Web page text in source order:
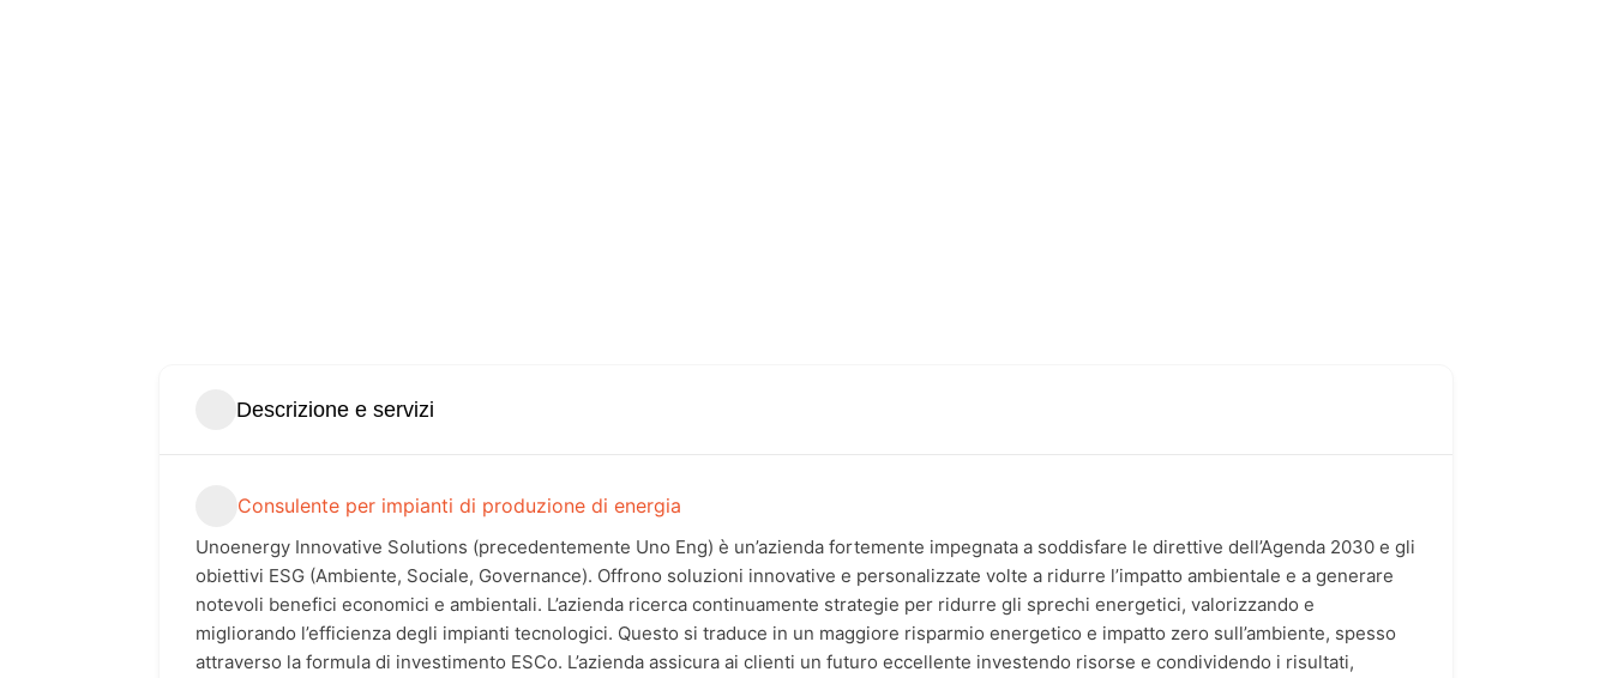
Descrizione e servizi
Consulente per impianti di produzione di energia
Unoenergy Innovative Solutions (precedentemente Uno Eng) è un’azienda fortemente impegnata a soddisfare le direttive dell’Agenda 2030 e gli
obiettivi ESG (Ambiente, Sociale, Governance). Offrono soluzioni innovative e personalizzate volte a ridurre l’impatto ambientale e a generare
notevoli benefici economici e ambientali. L’azienda ricerca continuamente strategie per ridurre gli sprechi energetici, valorizzando e
migliorando l’efficienza degli impianti tecnologici. Questo si traduce in un maggiore risparmio energetico e impatto zero sull’ambiente, spesso
attraverso la formula di investimento ESCo. L’azienda assicura ai clienti un futuro eccellente investendo risorse e condividendo i risultati,